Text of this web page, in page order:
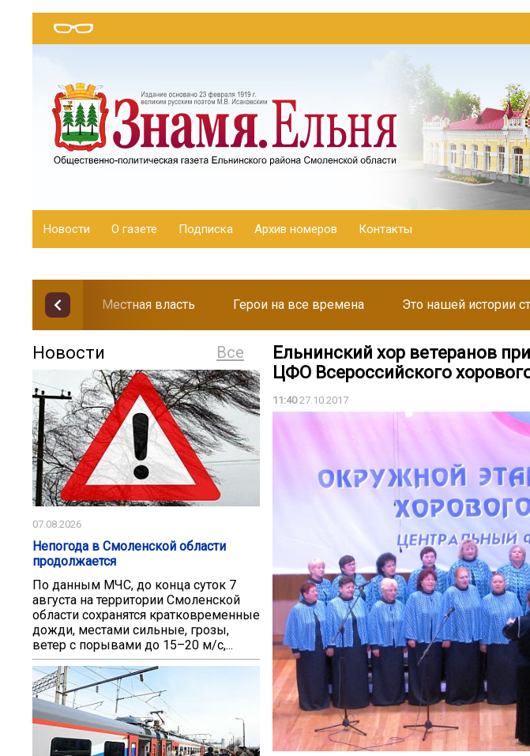
Новости О газете Подписка Архив номеров Контакты
Местная власть Герои на все времена Это нашей истории
Все
Новости
07.08.2026
Непогода в Смоленской области
продолжается
По данным МЧС, до конца суток 7
августа на территории Смоленской
области сохранятся кратковременные
дожди, местами сильные, грозы,
ветер с порывами до 15–20 м/с,...
Ельнинский хор ветеранов
ЦФО Всероссийского
11:4027.10.2017